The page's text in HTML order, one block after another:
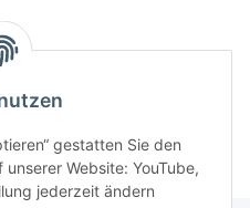
gestatten Sie den
Website: YouTube,
jederzeit ändern